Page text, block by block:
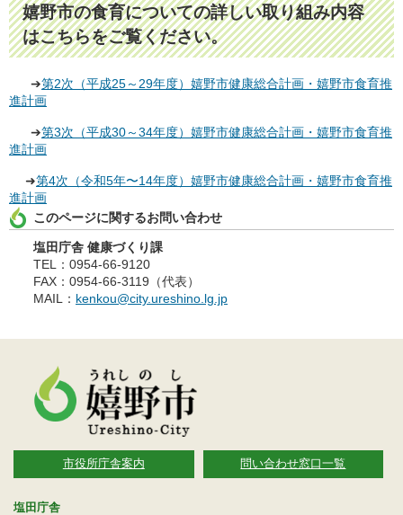
嬉野市の食育についての詳しい取り組み内容
はこちらをご覧ください。
➔第2次（平成25～29年度）嬉野市健康総合計画・嬉野市食育推
進計画
➔第3次（平成30～34年度）嬉野市健康総合計画・嬉野市食育推
進計画
➜第4次（令和5年〜14年度）嬉野市健康総合計画・嬉野市食育推
進計画
このページに関するお問い合わせ
塩田庁舎 健康づくり課
TEL：0954-66-9120
FAX：0954-66-3119（代表）
MAIL： kenkou@city.ureshino.lg.jp
市役所庁舎案内 問い合わせ窓口一覧
塩田庁舎